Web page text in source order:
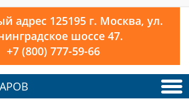
адрес 125195 г. Москва, ул.
шоссе 47.
+7 (800) 777-59-66